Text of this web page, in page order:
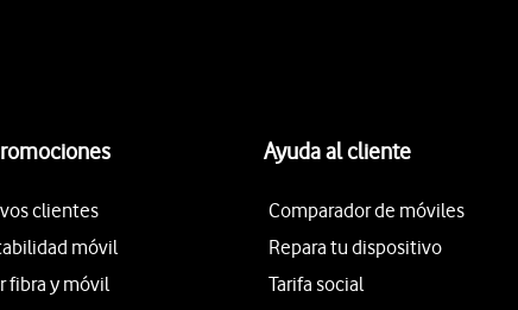
clientes
móvil
fibra y móvil
Ayuda al cliente
Comparador de móviles
Repara tu dispositivo
Tarifa social